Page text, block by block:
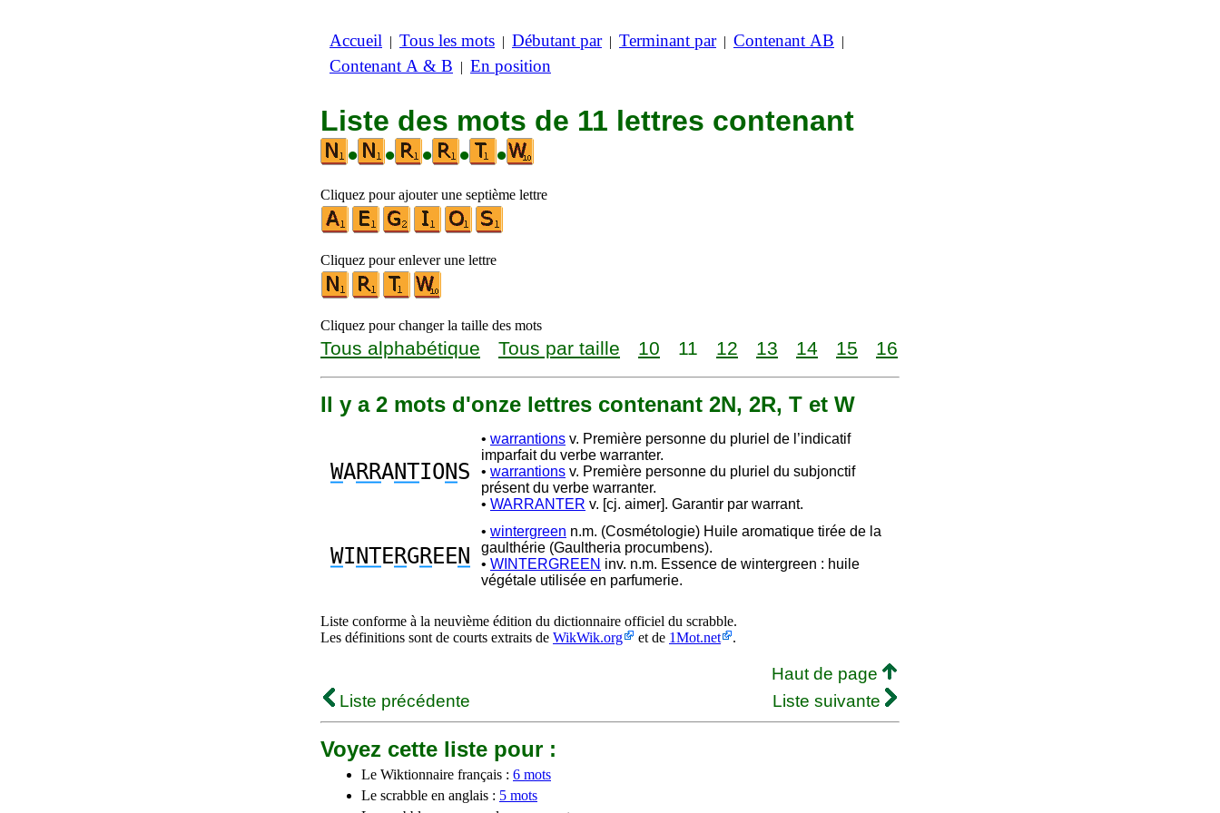
Accueil | Tous les mots | Débutant par| Terminant par| Contenant AB |
Contenant A & B | En position
Liste des mots de 11 lettres contenant
•
• • • •
Cliquez pour ajouter une septième lettre
Cliquez pour enlever une lettre
Cliquez pour changer la taille des mots
Tous alphabétique Tous par taille 10 11 12 13 14 15 16
Il y a 2 mots d'onze lettres contenant 2N, 2R, T et W
WARRANTIONS
• warrantions v. Première personne du pluriel de l’indicatif
imparfait du verbe warranter.
• warrantions v. Première personne du pluriel du subjonctif
présent du verbe warranter.
• WARRANTER v. [cj. aimer]. Garantir par warrant.
WI NTERGREEN
• wintergreen n.m. (Cosmétologie) Huile aromatique tirée de la
gaulthérie (Gaultheria procumbens).
• WINTERGREEN inv. n.m. Essence de wintergreen : huile
végétale utilisée en parfumerie.
Liste conforme à la neuvième édition du dictionnaire officiel du scrabble.
Les définitions sont de courts extraits de WikWik.org et de 1Mot.net .
Haut de page
Liste précédente
Liste suivante
Voyez cette liste pour :
Le Wiktionnaire français : 6 mots
Le scrabble en anglais : 5 mots